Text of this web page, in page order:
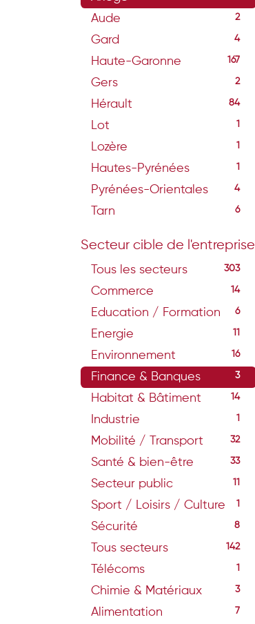
Aude 2
Gard 4
Haute-Garonne 167
Gers 2
Hérault 84
Lot 1
Lozère 1
Hautes-Pyrénées 1
Pyrénées-Orientales 4
Tarn 6
Secteur cible de l'entreprise
Tous les secteurs 303
Commerce 14
Education / Formation 6
Energie 11
Environnement 16
Finance & Banques 3
Habitat & Bâtiment 14
Industrie 1
Mobilité / Transport 32
Santé & bien-être 33
Secteur public 11
Sport / Loisirs / Culture 1
Sécurité 8
Tous secteurs 142
Télécoms 1
Chimie & Matériaux 3
Alimentation 7